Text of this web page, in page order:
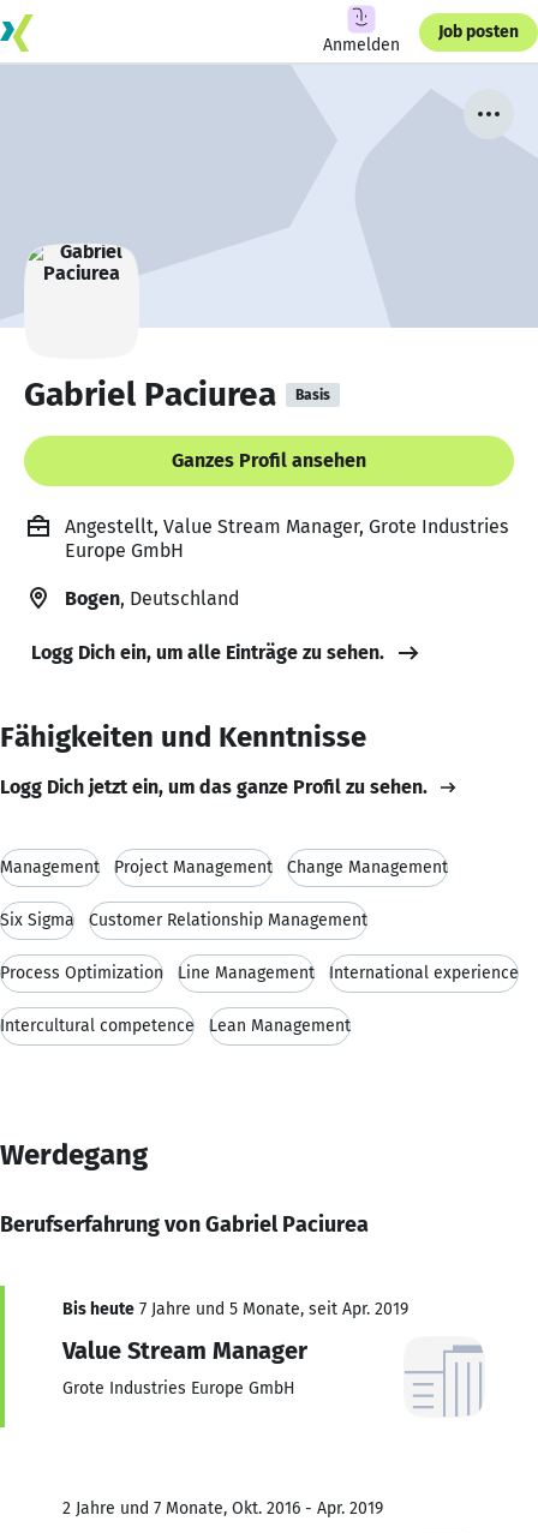
Anmelden
Job posten
Gabriel Paciurea Basis
Ganzes Profil ansehen
Angestellt, Value Stream Manager, Grote Industries
Europe GmbH
Bogen, Deutschland
Logg Dich ein, um alle Einträge zu sehen.
Fähigkeiten und Kenntnisse
Logg Dich jetzt ein, um das ganze Profil zu sehen.
Management Project Management Change Management
Six Sigma Customer Relationship Management
Process Optimization Line Management International experience
Intercultural competence Lean Management
Werdegang
Berufserfahrung von Gabriel Paciurea
Bis heute 7 Jahre und 5 Monate, seit Apr. 2019
Value Stream Manager
Grote Industries Europe GmbH
2 Jahre und 7 Monate, Okt. 2016 - Apr. 2019